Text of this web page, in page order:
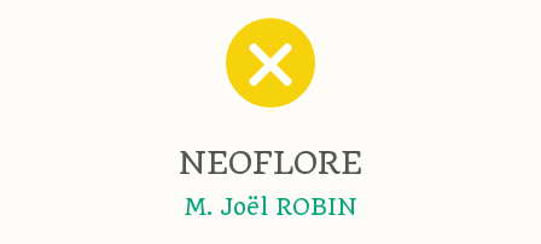
NEOFLORE
M. Joël ROBIN